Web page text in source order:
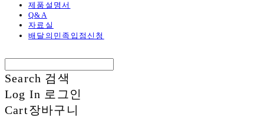
제품설명서
Q&A
자료실
배달의민족입점신청
Search 검색
Log In 로그인
Cart장바구니